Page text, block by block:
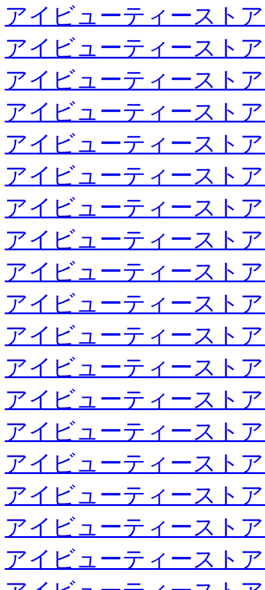
アイビューティースト
アイビューティースト
アイビューティースト
アイビューティースト
アイビューティースト
アイビューティースト
アイビューティースト
アイビューティースト
アイビューティースト
アイビューティースト
アイビューティースト
アイビューティースト
アイビューティースト
アイビューティースト
アイビューティースト
アイビューティースト
アイビューティースト
アイビューティースト